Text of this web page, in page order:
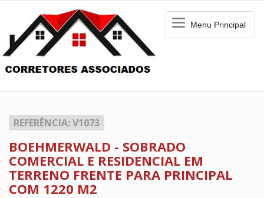
MenuMenu Principal
REFERÊNCIA: V1073
BOEHMERWALD - SOBRADO
COMERCIAL E RESIDENCIAL EM
TERRENO FRENTE PARA PRINCIPAL
COM 1220 M2